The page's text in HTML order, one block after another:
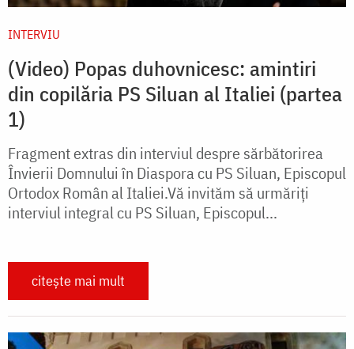
INTERVIU
(Video) Popas duhovnicesc: amintiri
din copilăria PS Siluan al Italiei (partea
1)
Fragment extras din interviul despre sărbătorirea
Învierii Domnului în Diaspora cu PS Siluan, Episcopul
Ortodox Român al Italiei.Vă invităm să urmăriți
interviul integral cu PS Siluan, Episcopul...
citește mai mult